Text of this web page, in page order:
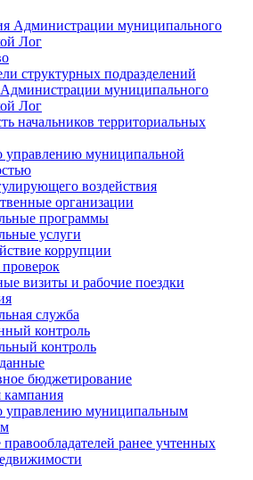
Администрации муниципального
Лог
структурных подразделений
муниципального
Лог
начальников территориальных
управлению муниципальной
воздействия
организации
программы
услуги
коррупции
проверок
визиты и рабочие поездки
служба
контроль
контроль
бюджетирование
управлению муниципальным
ранее учтенных